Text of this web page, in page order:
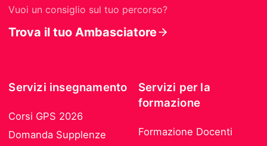
Vuoi un consiglio sul tuo percorso?
Trova il tuo Ambasciatore
Servizi insegnamento
Corsi GPS 2026
Domanda Supplenze
Servizi per la
formazione
Formazione Docenti